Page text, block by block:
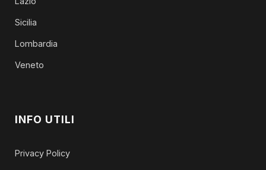
Sicilia
Lombardia
Veneto
INFO UTILI
Privacy Policy